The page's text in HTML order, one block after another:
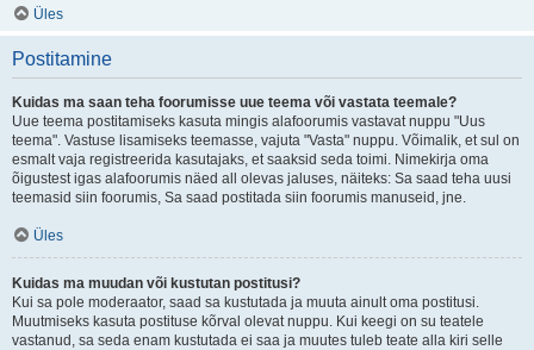
Üles
Postitamine
Kuidas ma saan teha foorumisse uue teema või vastata teemale?
Uue teema postitamiseks kasuta mingis alafoorumis vastavat nuppu "Uus
teema". Vastuse lisamiseks teemasse, vajuta "Vasta" nuppu. Võimalik, et sul on
esmalt vaja registreerida kasutajaks, et saaksid seda toimi. Nimekirja oma
õigustest igas alafoorumis näed all olevas jaluses, näiteks: Sa saad teha uusi
teemasid siin foorumis, Sa saad postitada siin foorumis manuseid, jne.
Üles
Kuidas ma muudan või kustutan postitusi?
Kui sa pole moderaator, saad sa kustutada ja muuta ainult oma postitusi.
Muutmiseks kasuta postituse kõrval olevat nuppu. Kui keegi on su teatele
vastanud, sa seda enam kustutada ei saa ja muutes tuleb teate alla kiri selle